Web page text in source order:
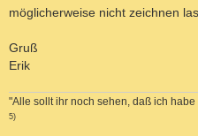
möglicherweise nicht zeichnen
Gruß
Erik
"Alle sollt ihr noch sehen, daß ich habe
5)